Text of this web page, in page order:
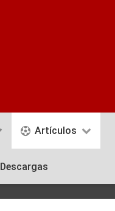
Artículos
Descargas